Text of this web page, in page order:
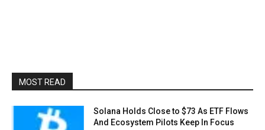
MOST READ
Solana Holds Close to $73 As ETF Flows
And Ecosystem Pilots Keep In Focus